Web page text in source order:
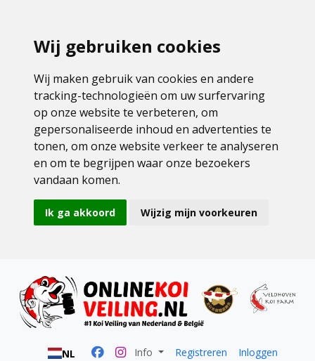
Wij gebruiken cookies
Wij maken gebruik van cookies en andere
tracking-technologieën om uw surfervaring
op onze website te verbeteren, om
gepersonaliseerde inhoud en advertenties te
tonen, om onze website verkeer te analyseren
en om te begrijpen waar onze bezoekers
vandaan komen.
Ik ga akkoord Wijzig mijn voorkeuren
NL Info Registreren Inloggen